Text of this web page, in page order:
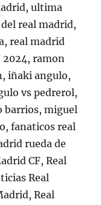
ultima
real madrid,
real madrid
2024, ramon
iñaki angulo,
vs pedrerol,
barrios, miguel
fanaticos real
rueda de
CF, Real
Real
Real